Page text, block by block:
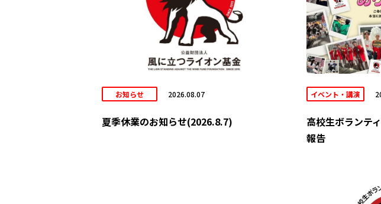
お知らせ 2026.08.07
夏季休業のお知らせ(2026.8.7)
イベント・講演
高校生ボランテ
報告